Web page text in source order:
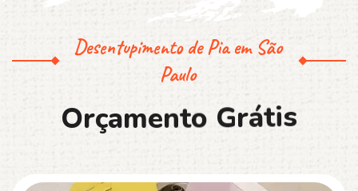
Desentupimento de Pia em São
Paulo
Orçamento Grátis